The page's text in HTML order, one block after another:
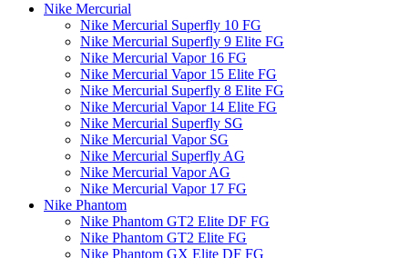
Nike Mercurial
Nike Mercurial Superfly 10 FG
Nike Mercurial Superfly 9 Elite FG
Nike Mercurial Vapor 16 FG
Nike Mercurial Vapor 15 Elite FG
Nike Mercurial Superfly 8 Elite FG
Nike Mercurial Vapor 14 Elite FG
Nike Mercurial Superfly SG
Nike Mercurial Vapor SG
Nike Mercurial Superfly AG
Nike Mercurial Vapor AG
Nike Mercurial Vapor 17 FG
Nike Phantom
Nike Phantom GT2 Elite DF FG
Nike Phantom GT2 Elite FG
Nike Phantom GX Elite DF FG